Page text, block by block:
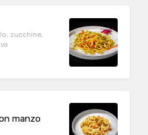
zucchine,
manzo